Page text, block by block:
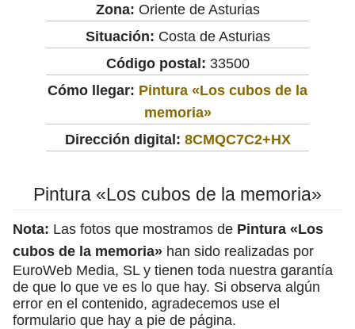
Zona: Oriente de Asturias
Situación: Costa de Asturias
Código postal: 33500
Cómo llegar: Pintura «Los cubos de la
memoria»
Dirección digital: 8CMQC7C2+HX
Pintura «Los cubos de la memoria»
Nota: Las fotos que mostramos de Pintura «Los
cubos de la memoria» han sido realizadas por
EuroWeb Media, SL y tienen toda nuestra garantía
de que lo que ve es lo que hay. Si observa algún
error en el contenido, agradecemos use el
formulario que hay a pie de página.